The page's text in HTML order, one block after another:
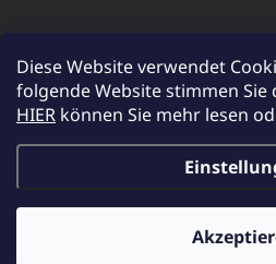
Diese Website verwendet
folgende Website stimmen Sie
HIER können Sie mehr lesen
UNICATO.sk UNICATOshop.cz
Copyright 2026UNICATOshop.de.
Einstellungen
Zusätzliche Rabatte für